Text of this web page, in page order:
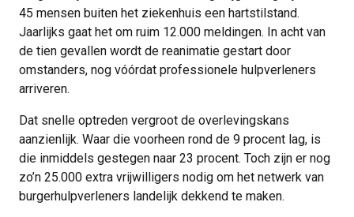
45 mensen buiten het ziekenhuis een hartstilstand.
Jaarlijks gaat het om ruim 12.000 meldingen. In acht van
de tien gevallen wordt de reanimatie gestart door
omstanders, nog vóórdat professionele hulpverleners
arriveren.
Dat snelle optreden vergroot de overlevingskans
aanzienlijk. Waar die voorheen rond de 9 procent lag, is
die inmiddels gestegen naar 23 procent. Toch zijn er nog
zo’n 25.000 extra vrijwilligers nodig om het netwerk van
burgerhulpverleners landelijk dekkend te maken.